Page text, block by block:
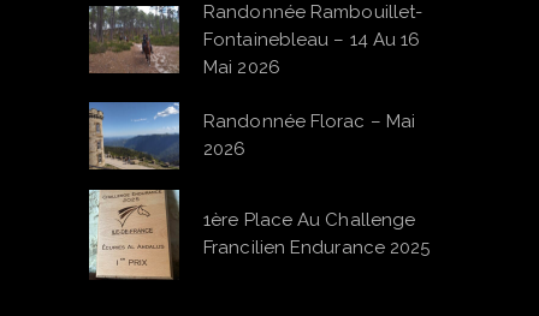
Randonnée Rambouillet-
Fontainebleau – 14 Au 16
Mai 2026
Randonnée Florac – Mai
2026
1ère Place Au Challenge
Francilien Endurance 2025